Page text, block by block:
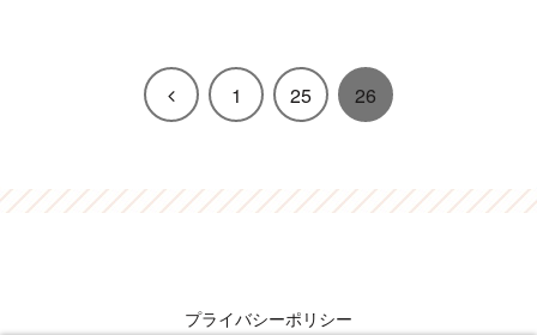
前
1 25 26
プライバシーポリシー